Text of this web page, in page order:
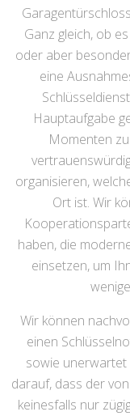
Ganz gleich, ob
oder aber
eine
Hauptaufgabe
Momenten
organisieren,
Ort ist. Wir
haben, die
einsetzen, um
Wir können
einen
sowie unerwartet
darauf, dass der
keinesfalls nur